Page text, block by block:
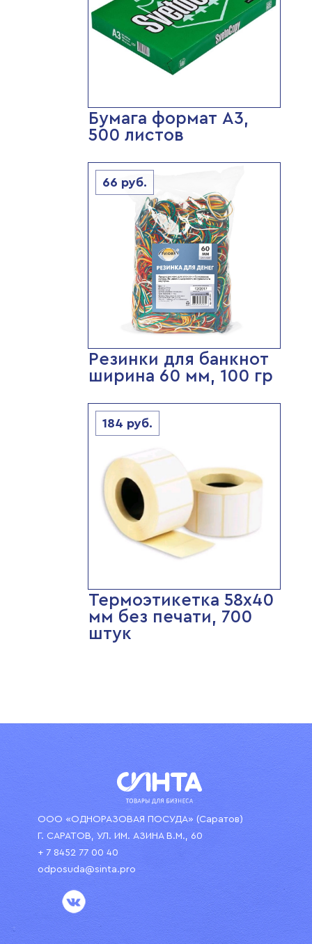
Бумага формат А3,
500 листов
66 руб.
Резинки для банкнот
ширина 60 мм, 100 гр
184 руб.
Термоэтикетка 58х40
мм без печати, 700
штук
ООО «ОДНОРАЗОВАЯ ПОСУДА» (Саратов)
Г. САРАТОВ, УЛ. ИМ. АЗИНА В.М., 60
+ 7 8452 77 00 40
odposuda@sinta.pro